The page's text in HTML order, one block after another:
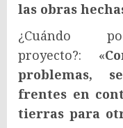
las obras
¿Cuándo
proyecto?: «
problemas,
frentes en
tierras para